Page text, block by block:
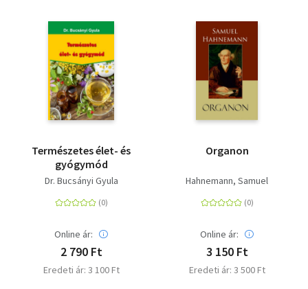
Természetes élet- és
gyógymód
Dr. Bucsányi Gyula
Online ár:
2 790 Ft
Eredeti ár: 3 100 Ft
Organon
Hahnemann, Samuel
Online ár:
3 150 Ft
Eredeti ár: 3 500 Ft